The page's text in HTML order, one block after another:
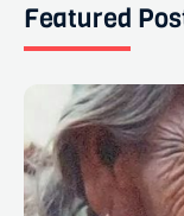
Featured